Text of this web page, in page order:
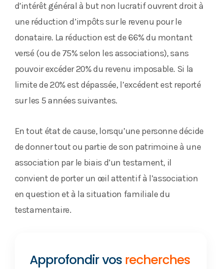
d’intérêt général à but non lucratif ouvrent droit à
une réduction d’impôts sur le revenu pour le
donataire. La réduction est de 66% du montant
versé (ou de 75% selon les associations), sans
pouvoir excéder 20% du revenu imposable. Si la
limite de 20% est dépassée, l’excédent est reporté
sur les 5 années suivantes.
En tout état de cause, lorsqu’une personne décide
de donner tout ou partie de son patrimoine à une
association par le biais d’un testament, il
convient de porter un œil attentif à l’association
en question et à la situation familiale du
testamentaire.
Approfondir vos recherches